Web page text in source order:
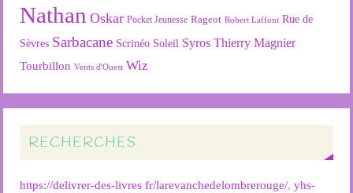
Nathan Oskar Pocket Jeunesse Rageot Robert Laffont Rue de
Sèvres Sarbacane Scrinéo Soleil Syros Thierry Magnier
Tourbillon Vents d'Ouest Wiz
RECHERCHES
https://delivrer-des-livres fr/larevanchedelombrerouge/,yhs-